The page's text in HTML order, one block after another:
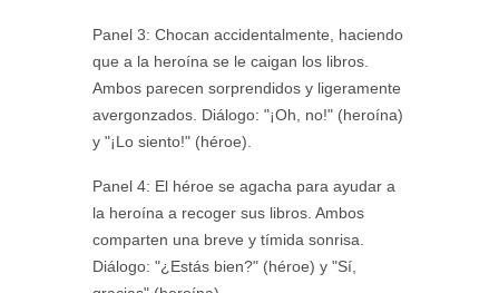
Panel 3: Chocan accidentalmente, haciendo
que a la heroína se le caigan los libros.
Ambos parecen sorprendidos y ligeramente
avergonzados. Diálogo: "¡Oh, no!" (heroína)
y "¡Lo siento!" (héroe).
Panel 4: El héroe se agacha para ayudar a
la heroína a recoger sus libros. Ambos
comparten una breve y tímida sonrisa.
Diálogo: "¿Estás bien?" (héroe) y "Sí,